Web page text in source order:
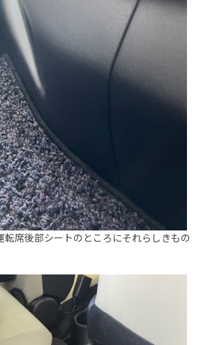
転席後部シートのところにそれらしきもの